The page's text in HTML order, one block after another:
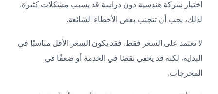
اختيار شركة هندسية دون دراسة قد يسبب مشكلات كثيرة.
لذلك، يجب أن تتجنب بعض الأخطاء الشائعة.
لا تعتمد على السعر فقط. فقد يكون السعر الأقل مناسبًا في
البداية، لكنه قد يخفي نقصًا في الخدمة أو ضعفًا في
المخرجات.